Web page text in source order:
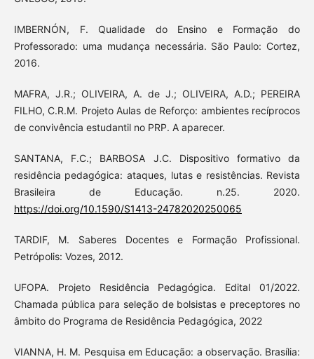
IMBERNÓN, F. Qualidade do Ensino e Formação do
Professorado: uma mudança necessária. São Paulo: Cortez,
2016.
MAFRA, J.R.; OLIVEIRA, A. de J.; OLIVEIRA, A.D.; PEREIRA
FILHO, C.R.M. Projeto Aulas de Reforço: ambientes recíprocos
de convivência estudantil no PRP. A aparecer.
SANTANA, F.C.; BARBOSA J.C. Dispositivo formativo da
residência pedagógica: ataques, lutas e resistências. Revista
Brasileira de Educação. n.25. 2020.
https://doi.org/10.1590/S1413-24782020250065
TARDIF, M. Saberes Docentes e Formação Profissional.
Petrópolis: Vozes, 2012.
UFOPA. Projeto Residência Pedagógica. Edital 01/2022.
Chamada pública para seleção de bolsistas e preceptores no
âmbito do Programa de Residência Pedagógica, 2022
VIANNA, H. M. Pesquisa em Educação: a observação. Brasília: